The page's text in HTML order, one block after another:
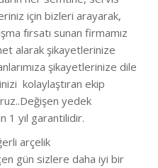
için bizleri arayarak,
fırsatı sunan firmamız
alarak şikayetlerinize
şikayetlerinize dile
kolaylaştıran ekip
yedek
1 yıl garantilidir.
arçelik
gün sizlere daha iyi bir